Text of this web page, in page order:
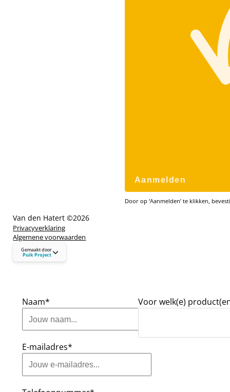
Aanmelden
Door op ‘Aanmelden’ te klikken,
Van den Hatert ©2026
Privacyverklaring
Algemene voorwaarden
Gemaakt door
Puik Project
hallo@puikproject.nl
06 - 23 72 72 41
Naam*
E-mailadres*
Voor welk(e)